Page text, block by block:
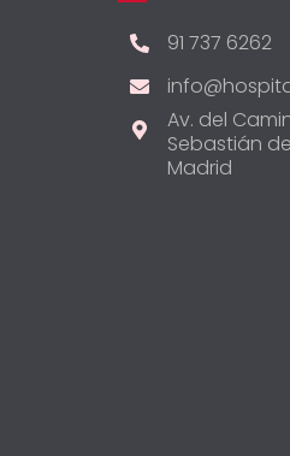
91 737 6262
Av. del
Sebastián
Madrid